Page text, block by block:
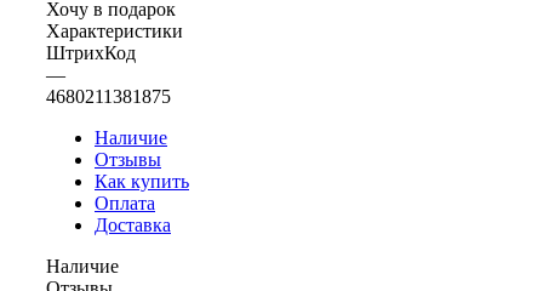
Хочу в подарок
Характеристики
ШтрихКод
—
4680211381875
Наличие
Отзывы
Как купить
Оплата
Доставка
Наличие